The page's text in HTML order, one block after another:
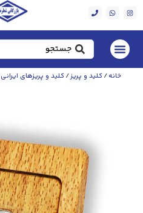
خانه/کلید و پریز/کلید و پریزهای ایرانی